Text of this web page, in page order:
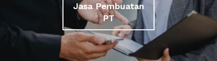
Jasa Pembuatan
PT